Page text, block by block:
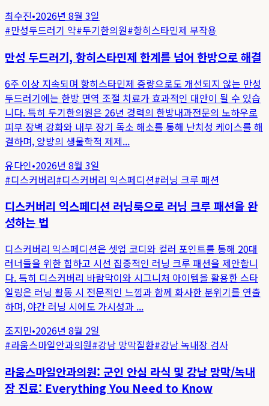
최수진•2026년 8월 3일
#만성두드러기 약#두기한의원#항히스타민제 부작용
만성 두드러기, 항히스타민제 한계를 넘어 한방으로 해결
6주 이상 지속되며 항히스타민제 증량으로도 개선되지 않는 만성
두드러기에는 한방 면역 조절 치료가 효과적인 대안이 될 수 있습
니다. 특히 두기한의원은 26년 경력의 한방내과전문의 노하우로
피부 장벽 강화와 내부 장기 독소 해소를 통해 난치성 케이스를 해
결하며, 양방의 생물학적 제제...
유다인•2026년 8월 3일
#디스커버리#디스커버리 익스페디션#러닝 크루 패션
디스커버리 익스페디션 러닝룩으로 러닝 크루 패션을 완
성하는 법
디스커버리 익스페디션은 셋업 코디와 컬러 포인트를 통해 20대
러너들을 위한 힙하고 시선 집중적인 러닝 크루 패션을 제안합니
다. 특히 디스커버리 바람막이와 시그니처 아이템을 활용한 스타
일링은 러닝 활동 시 전문적인 느낌과 함께 화사한 분위기를 연출
하며, 야간 러닝 시에도 가시성과 ...
조지민•2026년 8월 2일
#라움스마일안과의원#강남 망막질환#강남 녹내장 검사
라움스마일안과의원: 군인 안심 라식 및 강남 망막/녹내
장 진료: Everything You Need to Know